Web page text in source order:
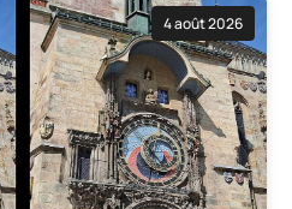
4 août 2026